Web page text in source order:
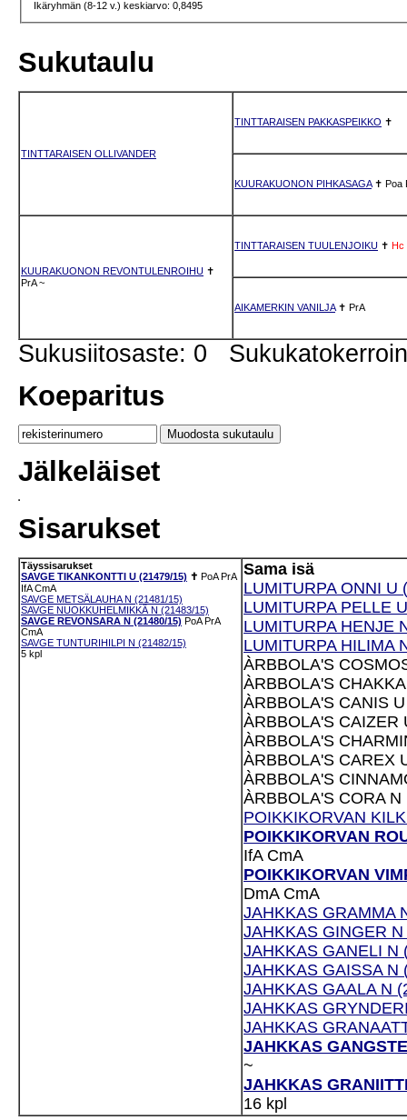
Ikäryhmän (8-12 v.) keskiarvo: 0,8495
Sukutaulu
TINTTARAISEN OLLIVANDER
TINTTARAISEN PAKKASPEIKKO ✝
KUURAKUONON PIHKASAGA✝ Poa
KUURAKUONON REVONTULENROIHU ✝
PrA ~
TINTTARAISEN TUULENJOIKU ✝ Hc
AIKAMERKIN VANILJA✝ PrA
Sukusiitosaste: 0
Koeparitus
Jälkeläiset
Sisarukset
Täyssisarukset
SAVGE TIKANKONTTI U (21479/15) ✝ PoA PrA
IfA CmA
SAVGE METSÄLAUHA N (21481/15)
SAVGE NUOKKUHELMIKKÄ N (21483/15)
SAVGE REVONSARA N (21480/15) PoA PrA
CmA
SAVGE TUNTURIHILPI N (21482/15)
5 kpl
Sama isä
LUMITURPA ONNI U
LUMITURPA PELLE
LUMITURPA HENJE
LUMITURPA HILIMA
ÀRBBOLA'S
ÀRBBOLA'S
ÀRBBOLA'S CANIS
ÀRBBOLA'S CAIZER
ÀRBBOLA'S
ÀRBBOLA'S CAREX
ÀRBBOLA'S
ÀRBBOLA'S CORA
POIKKIKORVAN
POIKKIKORVAN
IfA CmA
POIKKIKORVAN
DmA CmA
JAHKKAS GRAMMA
JAHKKAS GINGER
JAHKKAS GANELI N
JAHKKAS GAISSA N
JAHKKAS GAALA N
JAHKKAS
JAHKKAS
JAHKKAS
~
JAHKKAS
16 kpl